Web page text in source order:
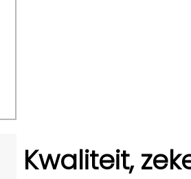
Kwaliteit,